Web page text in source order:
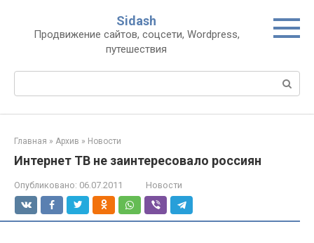
контенту
Sidash
Продвижение сайтов, соцсети, Wordpress,
путешествия
Главная » Архив » Новости
Интернет ТВ не заинтересовало россиян
Опубликовано: 06.07.2011 Новости